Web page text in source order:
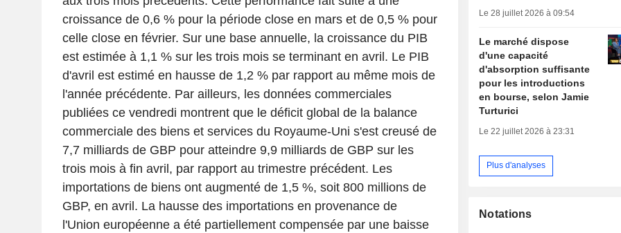
croissance de 0,6 % pour la période close en mars et de 0,5 % pour
celle close en février. Sur une base annuelle, la croissance du PIB
est estimée à 1,1 % sur les trois mois se terminant en avril. Le PIB
d'avril est estimé en hausse de 1,2 % par rapport au même mois de
l'année précédente. Par ailleurs, les données commerciales
publiées ce vendredi montrent que le déficit global de la balance
commerciale des biens et services du Royaume-Uni s'est creusé de
7,7 milliards de GBP pour atteindre 9,9 milliards de GBP sur les
trois mois à fin avril, par rapport au trimestre précédent. Les
importations de biens ont augmenté de 1,5 %, soit 800 millions de
GBP, en avril. La hausse des importations en provenance de
l'Union européenne a été partiellement compensée par une baisse
Le 28 juillet 2026 à 09:54
Le marché dispose
d'une capacité
d'absorption suffisante
pour les introductions
en bourse, selon Jamie
Turturici
Le 22 juillet 2026 à 23:31
Plus d'analyses
Notations